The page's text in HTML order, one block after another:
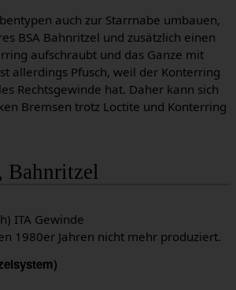
auch zur Starrnabe umbauen,
BSA Bahnritzel und zusätzlich einen
aufschraubt und das Ganze mit
allerdings Pfusch, weil der Konterring
Rechtsgewinde hat. Daher kann sich
Bremsen trotz Loctite und Konterring
Bahnritzel
ITA Gewinde
1980er Jahren nicht mehr produziert.